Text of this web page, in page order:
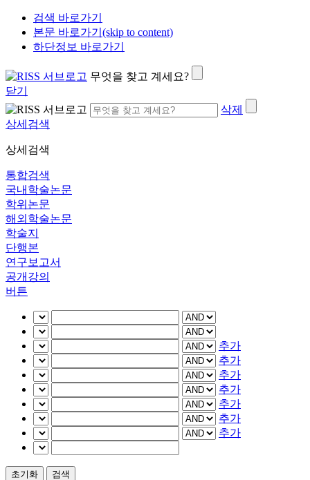
검색 바로가기
본문 바로가기(skip to content)
하단정보 바로가기
무엇을 찾고 계세요?
닫기
삭제
상세검색
상세검색
통합검색
국내학술논문
학위논문
해외학술논문
학술지
단행본
연구보고서
공개강의
버튼
추가
추가
추가
추가
추가
추가
추가